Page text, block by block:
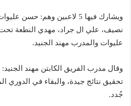
ويشارك فيها 5 لاعبين وهم:
نصيف، علي ال جراد، مهدي النطعة تحت
عليوات والمدرب مهند الجنيد.
وقال مدرب الفريق الكابتن مهند
تحقيق نتائج جيدة، والبقاء في الدوري
جُدد.